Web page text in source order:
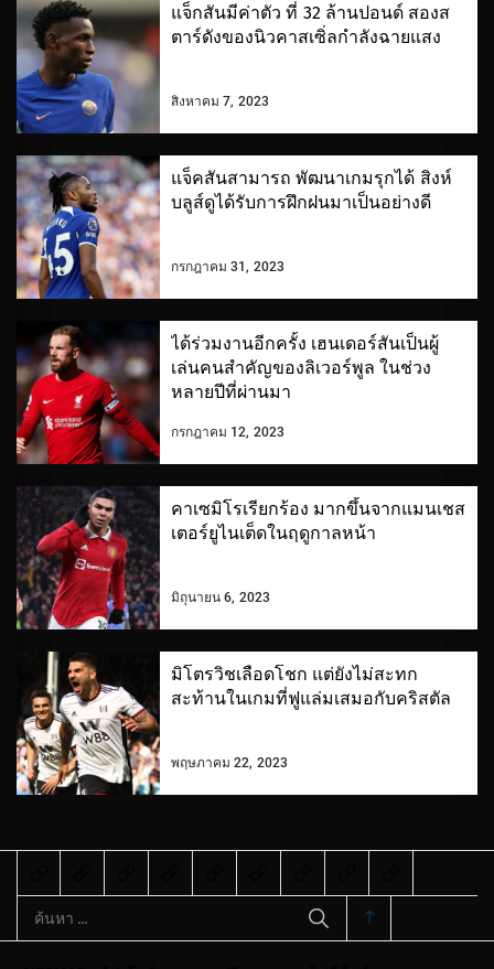
แจ็กสันมีค่าตัว ที่ 32 ล้านปอนด์ สองส
ตาร์ดังของนิวคาสเซิ่ลกำลังฉายแสง
สิงหาคม 7, 2023
แจ็คสันสามารถ พัฒนาเกมรุกได้ สิงห์
บลูส์ดูได้รับการฝึกฝนมาเป็นอย่างดี
กรกฎาคม 31, 2023
ได้ร่วมงานอีกครั้ง เฮนเดอร์สันเป็นผู้
เล่นคนสำคัญของลิเวอร์พูล ในช่วง
หลายปีที่ผ่านมา
กรกฎาคม 12, 2023
คาเซมิโรเรียกร้อง มากขึ้นจากแมนเชส
เตอร์ยูไนเต็ดในฤดูกาลหน้า
มิถุนายน 6, 2023
มิโตรวิชเลือดโชก แต่ยังไม่สะทก
สะท้านในเกมที่ฟูแล่มเสมอกับคริสตัล
พฤษภาคม 22, 2023
ค้นหา
สำหรับ: